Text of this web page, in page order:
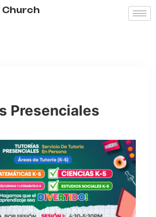
Church
Presenciales